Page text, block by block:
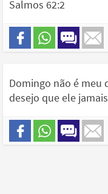
Salmos 62:2
Domingo não é meu
desejo que ele